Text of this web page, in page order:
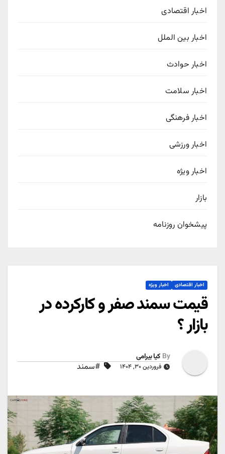
اخبار اقتصادی
اخبار بین الملل
اخبار حوادث
اخبار سلامت
اخبار فرهنگی
اخبار ورزشی
اخبار ویژه
پیشخوان روزنامه
اخبار اقتصادی اخبار ویژه
قیمت سمند صفر و کارکرده در
بازار ؟
کیا بیرامی
فروردین ۳۰, ۱۴۰۴ #سمند